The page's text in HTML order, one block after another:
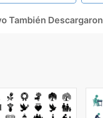
También Descargaron